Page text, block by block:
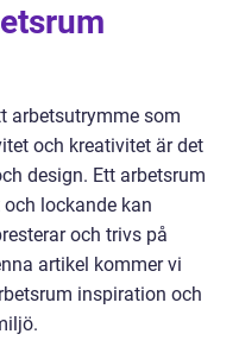
arbetsutrymme som
och kreativitet är det
design. Ett arbetsrum
lockande kan
och trivs på
artikel kommer vi
inspiration och